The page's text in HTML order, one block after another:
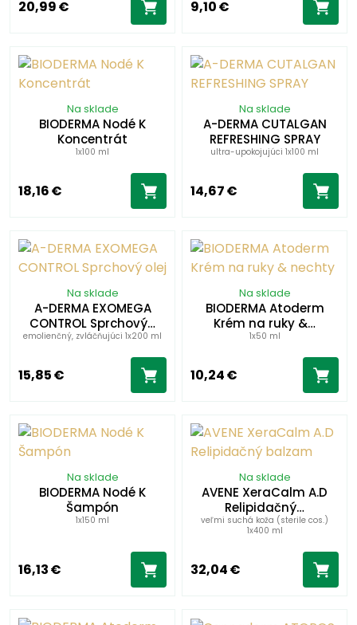
20,99 € 9,10 €
Na sklade
BIODERMA Nodé K
Koncentrát
1x100 ml
18,16 €
Na sklade
A-DERMA CUTALGAN
REFRESHING SPRAY
ultra-upokojujúci 1x100 ml
14,67 €
Na sklade
A-DERMA EXOMEGA
CONTROL Sprchový…
emolienčný, zvláčňujúci 1x200 ml
15,85 €
Na sklade
BIODERMA Atoderm
Krém na ruky &…
1x50 ml
10,24 €
Na sklade
BIODERMA Nodé K
Šampón
1x150 ml
16,13 €
Na sklade
AVENE XeraCalm A.D
Relipidačný…
veľmi suchá koža (sterile cos.)
1x400 ml
32,04 €